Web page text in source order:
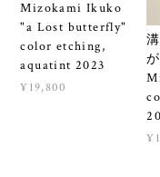
Mizokami Ikuko
"a Lost butterfly"
color etching,
aquatint 2023
¥19,800